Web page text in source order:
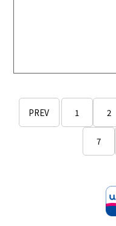
PREV 1 2
7